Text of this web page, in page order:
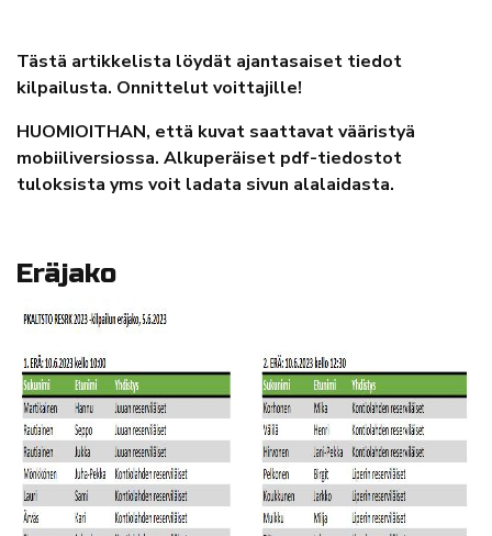
Tästä artikkelista löydät ajantasaiset tiedot
kilpailusta. Onnittelut voittajille!
HUOMIOITHAN, että kuvat saattavat vääristyä
mobiiliversiossa. Alkuperäiset pdf-tiedostot
tuloksista yms voit ladata sivun alalaidasta.
Eräjako